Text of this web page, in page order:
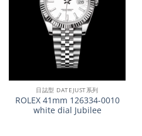
日誌型 DATEJUST系列
ROLEX 41mm 126334-0010
white dial Jubilee